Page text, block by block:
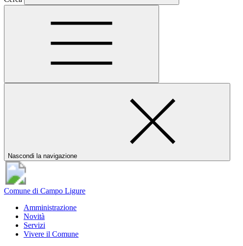
Nascondi la navigazione
Comune di Campo Ligure
Amministrazione
Novità
Servizi
Vivere il Comune